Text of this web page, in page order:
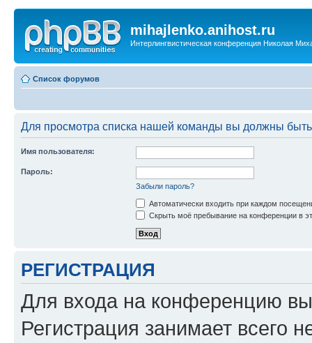
mihajlenko.anihost.ru
Интерлингвистическая конференция Николая
Список форумов
Для просмотра списка нашей команды вы должны
Имя пользователя:
Пароль:
Забыли пароль?
Автоматически входить при каждом
Скрыть моё пребывание на конференции в
РЕГИСТРАЦИЯ
Для входа на конференцию
Регистрация занимает всего